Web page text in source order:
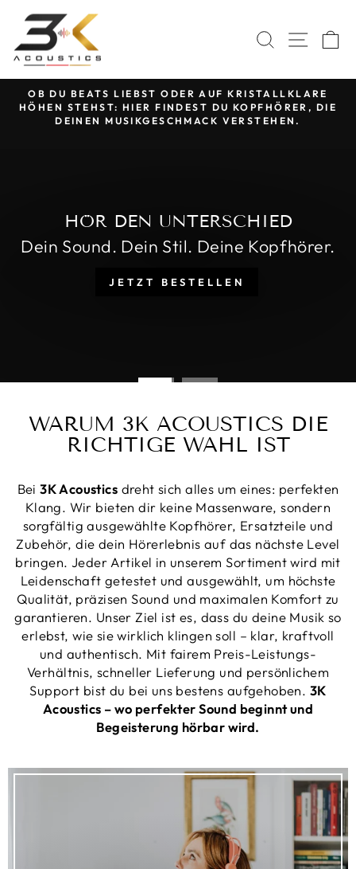
Inhalt
3K
ACOUSTICS
SUCHE
Pause
OB DU BEATS LIEBST ODER AUF KRISTALLKLARE
HÖHEN STEHST: HIER FINDEST DU KOPFHÖRER, DIE
DEINEN MUSIKGESCHMACK VERSTEHEN.
WARUM 3K ACOUSTICS DIE
RICHTIGE WAHL IST
Bei3K Acoustics dreht sich alles um eines: perfekten
Klang. Wir bieten dir keine Massenware, sondern
sorgfältig ausgewählte Kopfhörer, Ersatzteile und
Zubehör, die dein Hörerlebnis auf das nächste Level
bringen. Jeder Artikel in unserem Sortiment wird mit
Leidenschaft getestet und ausgewählt, um höchste
Qualität, präzisen Sound und maximalen Komfort zu
garantieren. Unser Ziel ist es, dass du deine Musik so
erlebst, wie sie wirklich klingen soll – klar, kraftvoll
und authentisch. Mit fairem Preis-Leistungs-
Verhältnis, schneller Lieferung und persönlichem
Support bist du bei uns bestens aufgehoben. 3K
Acoustics – wo perfekter Sound beginnt und
Begeisterung hörbar wird.